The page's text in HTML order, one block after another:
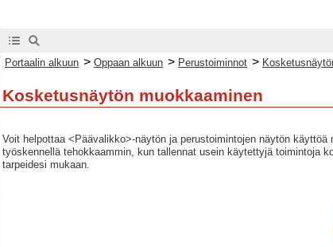
Portaalin alkuun > Oppaan alkuun > Perustoiminnot >
Kosketusnäytön muokkaaminen
Voit helpottaa <Päävalikko>-näytön ja perustoimintojen näytön
työskennellä tehokkaammin, kun tallennat usein käytettyjä toimintoja
tarpeidesi mukaan.